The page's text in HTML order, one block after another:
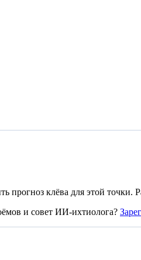
прогноз клёва для этой точки.
и совет ИИ-ихтиолога?